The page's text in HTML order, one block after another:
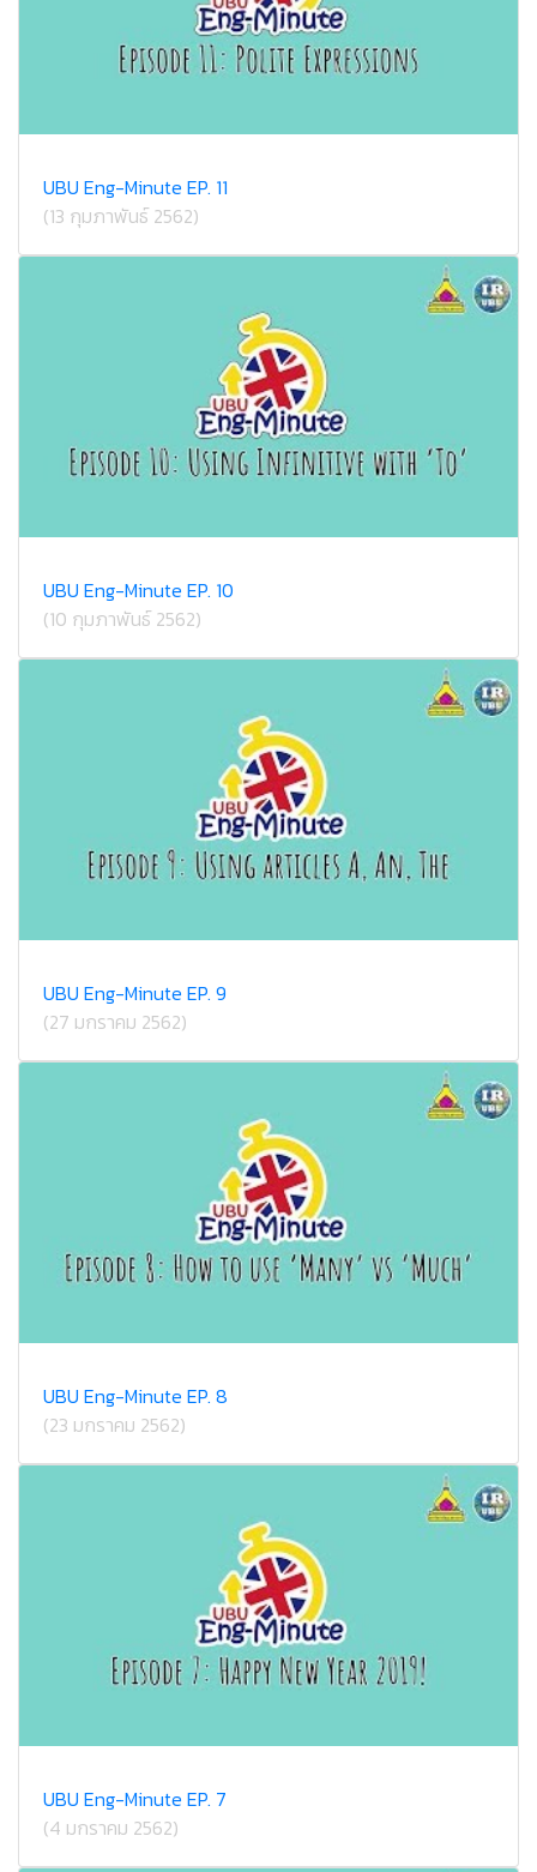
UBU Eng-Minute EP. 11
(13 กุมภาพันธ์ 2562)
UBU Eng-Minute EP. 10
(10 กุมภาพันธ์ 2562)
UBU Eng-Minute EP. 9
(27 มกราคม 2562)
UBU Eng-Minute EP. 8
(23 มกราคม 2562)
UBU Eng-Minute EP. 7
(4 มกราคม 2562)